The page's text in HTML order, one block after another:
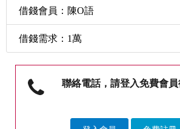
借錢會員：陳O語
借錢需求：1萬
聯絡電話，請登入免費會